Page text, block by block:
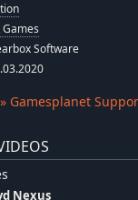
Games
Software
» Gamesplanet
Nexus